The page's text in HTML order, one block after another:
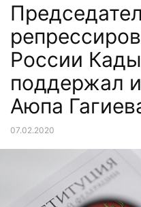
России
поддержал
Аюпа
07.02.2020